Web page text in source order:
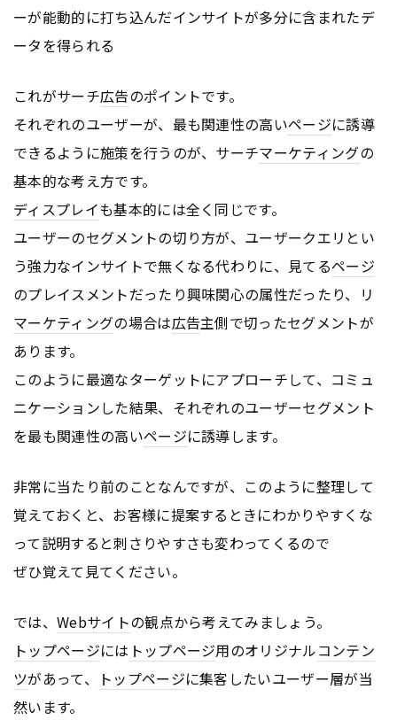
ーが能動的に打ち込んだインサイトが多分に含まれたデ
ータを得られる
これがサーチ広告のポイントです。
それぞれのユーザーが、最も関連性の高いページに誘導
できるように施策を行うのが、サーチマーケティングの
基本的な考え方です。
ディスプレイも基本的には全く同じです。
ユーザーのセグメントの切り方が、ユーザークエリとい
う強力なインサイトで無くなる代わりに、見てるページ
のプレイスメントだったり興味関心の属性だったり、リ
マーケティングの場合は広告主側で切ったセグメントが
あります。
このように最適なターゲットにアプローチして、コミュ
ニケーションした結果、それぞれのユーザーセグメント
を最も関連性の高いページに誘導します。
非常に当たり前のことなんですが、このように整理して
覚えておくと、お客様に提案するときにわかりやすくな
って説明すると刺さりやすさも変わってくるので
ぜひ覚えて見てください。
では、 Webサイトの観点から考えてみましょう。
トップページには トップページ用のオリジナルコンテン
ツがあって、 トップページに集客したいユーザー層が当
然います。